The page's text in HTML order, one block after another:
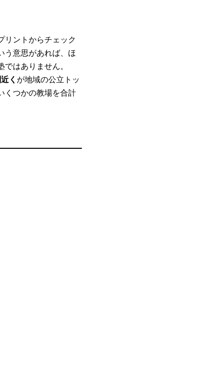
リントからチェック
う意思があれば、ほ
はありません。
く が地域の公立トッ
くつかの教場を合計